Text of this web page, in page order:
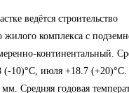
ведётся строительство
комплекса с
континентальный.
(-10)°С, июля +18.7 (+20)°С.
мм. Средняя годовая